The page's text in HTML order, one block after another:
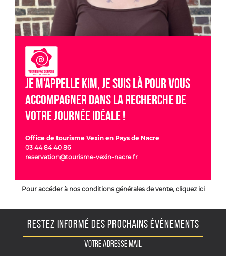
Je m’appelle Kim, je suis là pour vous
accompagner dans la recherche de
votre journée idéale !
Office de tourisme Vexin en Pays de Nacre
03 44 84 40 86
reservation@tourisme-vexin-nacre.fr
Pour accéder à nos conditions générales de vente, cliquez ici
RESTEZ INFORMÉ DES PROCHAINS ÉVÈNEMENTS